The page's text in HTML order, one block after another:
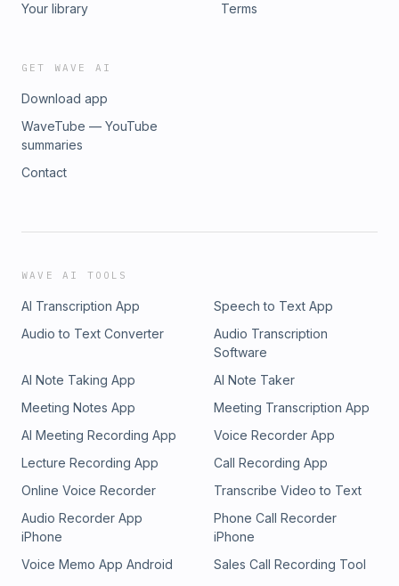
Your library
Terms
GET WAVE AI
Download app
WaveTube — YouTube
summaries
Contact
WAVE AI TOOLS
AI Transcription App
Speech to Text App
Audio to Text Converter
Audio Transcription
Software
AI Note Taking App
AI Note Taker
Meeting Notes App
Meeting Transcription App
AI Meeting Recording App
Voice Recorder App
Lecture Recording App
Call Recording App
Online Voice Recorder
Transcribe Video to Text
Audio Recorder App
iPhone
Phone Call Recorder
iPhone
Voice Memo App Android
Sales Call Recording Tool